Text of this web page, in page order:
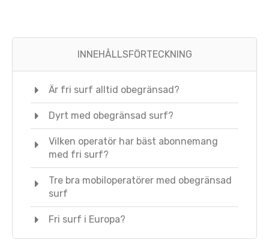
INNEHÅLLSFÖRTECKNING
Är fri surf alltid obegränsad?
Dyrt med obegränsad surf?
Vilken operatör har bäst abonnemang
med fri surf?
Tre bra mobiloperatörer med obegränsad
surf
Fri surf i Europa?